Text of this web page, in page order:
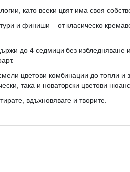
като всеки цвят има своя
и финиши – от класическо
до 4 седмици без
цветови комбинации до топли
така и новаторски цветови
вдъхновявате и творите.